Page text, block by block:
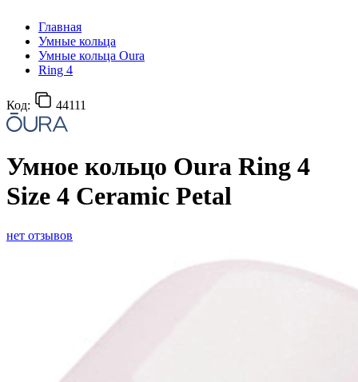
Главная
Умные кольца
Умные кольца Oura
Ring 4
Код: 44111
Умное кольцо Oura Ring 4
Size 4 Ceramic Petal
нет отзывов